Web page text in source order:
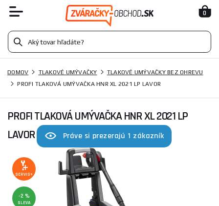
0
DOMOV TLAKOVÉ UMÝVAČKY
TLAKOVÉ UMÝVAČKY BEZ OHREVU
PROFI TLAKOVÁ UMÝVAČKA HNR XL 2021 LP LAVOR
PROFI TLAKOVÁ UMÝVAČKA HNR XL 2021 LP
LAVOR
Práve si prezerajú 1 zákazník
SERVIS+
-2 %
SLEVA